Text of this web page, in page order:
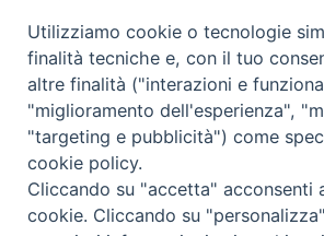
L’Ufficio è aperto tutti i giorni da
venerdì, dalle ore 9.30 alle ore
Tel. 090.9146045
mail:
Utilizziamo cookie o tecnologie
finalità tecniche e, con il tuo
altre finalità ("interazioni e
"miglioramento dell'esperienza",
"targeting e pubblicità") come
cookie policy.
Cliccando su "accetta" acconsenti
cookie. Cliccando su